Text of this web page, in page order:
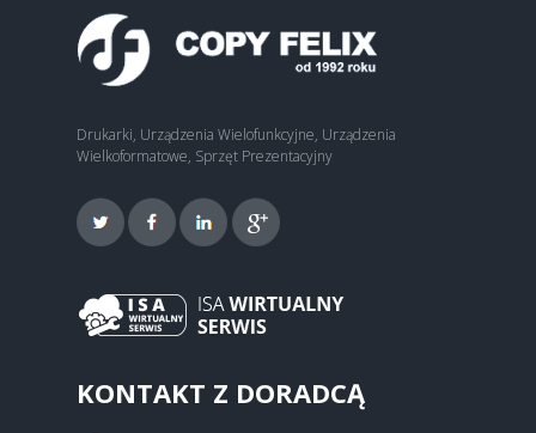
Drukarki, Urządzenia Wielofunkcyjne, Urządzenia
Wielkoformatowe, Sprzęt Prezentacyjny
KONTAKT Z DORADCĄ